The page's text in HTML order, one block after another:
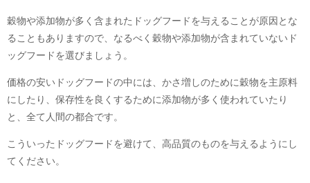
穀物や添加物が多く含まれたドッグフードを与えることが原因とな
ることもありますので、なるべく穀物や添加物が含まれていないド
ッグフードを選びましょう。
価格の安いドッグフードの中には、かさ増しのために穀物を主原料
にしたり、保存性を良くするために添加物が多く使われていたり
と、全て人間の都合です。
こういったドッグフードを避けて、高品質のものを与えるようにし
てください。